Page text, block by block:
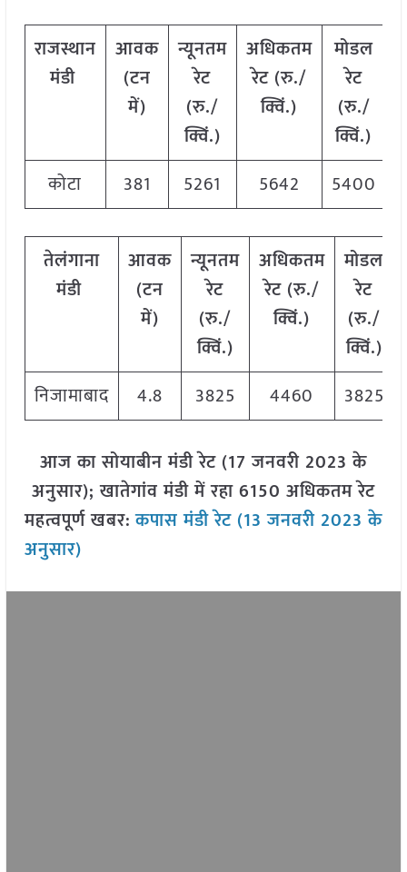
राजस्थान
मंडी
आवक
(टन
में)
न्यूनतम
रेट
(रु./
क्विं.)
अधिकतम
रेट (रु./
क्विं.)
मोडल
रेट
(रु./
क्विं.)
कोटा
381 5261 5642 5400
तेलंगाना
मंडी
आवक
(टन
में)
न्यूनतम
रेट
(रु./
क्विं.)
अधिकतम
रेट (रु./
क्विं.)
मोडल
रेट
(रु./
क्विं.)
निजामाबाद
4.8 3825 4460 3825
आज का सोयाबीन मंडी रेट (17 जनवरी 2023 के
अनुसार); खातेगांव मंडी में रहा 6150 अधिकतम रेट
महत्वपूर्ण खबर:कपास मंडी रेट (13 जनवरी 2023 के
अनुसार)